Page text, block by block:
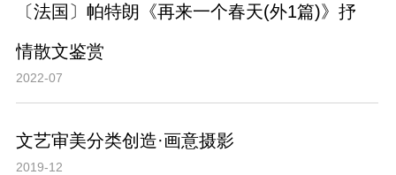
〔法国〕帕特朗《再来一个春天(外1篇)》抒
情散文鉴赏
2022-07
文艺审美分类创造·画意摄影
2019-12